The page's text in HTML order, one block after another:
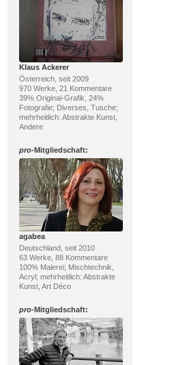
Klaus Ackerer
Österreich, seit 2009
970 Werke, 21 Kommentare
39% Original-Grafik, 24%
Fotografie; Diverses, Tusche;
mehrheitlich: Abstrakte Kunst,
Andere
pro-Mitgliedschaft:
agabea
Deutschland, seit 2010
63 Werke, 88 Kommentare
100% Malerei; Mischtechnik,
Acryl; mehrheitlich: Abstrakte
Kunst, Art Déco
pro-Mitgliedschaft: